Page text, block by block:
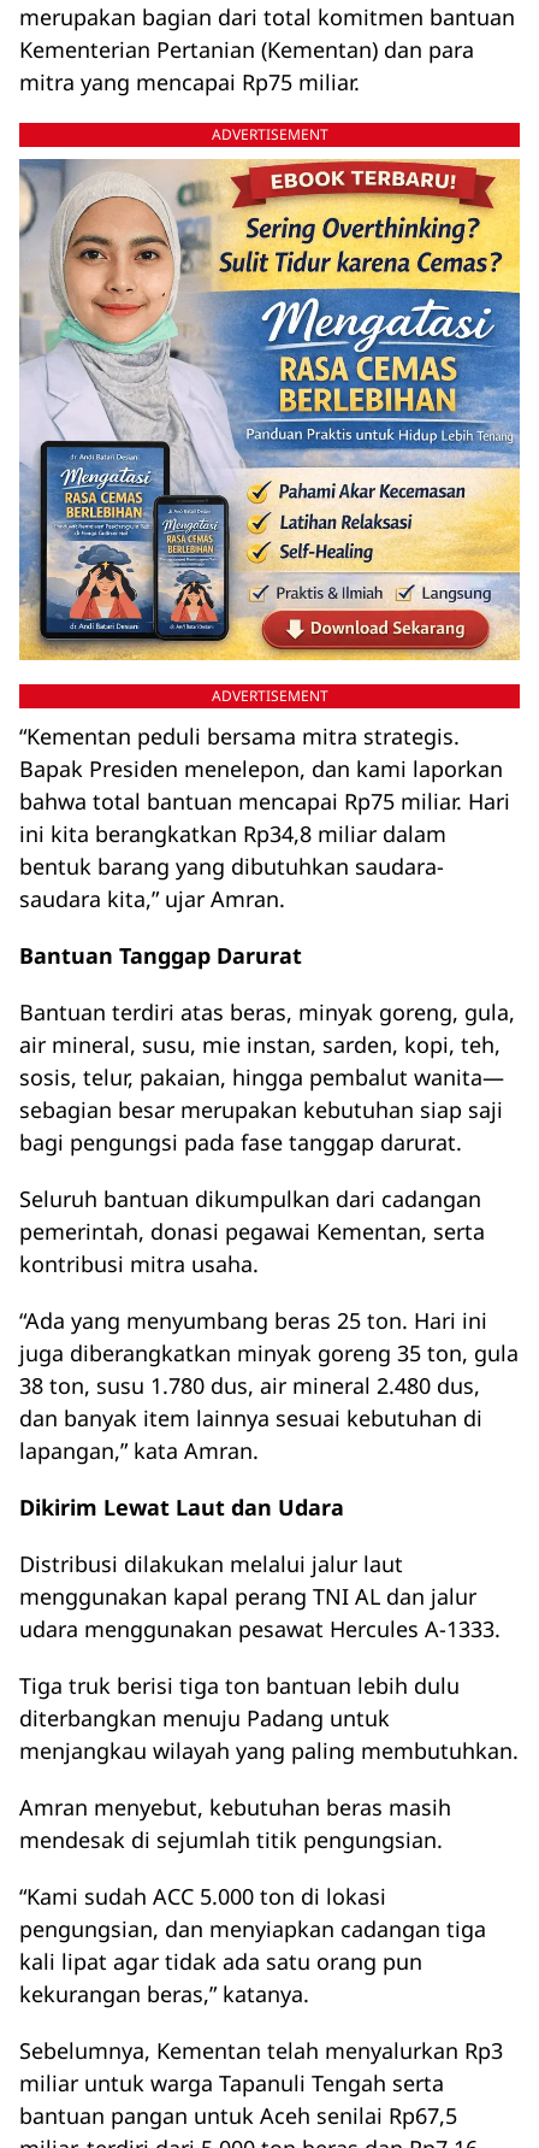
merupakan bagian dari total komitmen bantuan
Kementerian Pertanian (Kementan) dan para
mitra yang mencapai Rp75 miliar.
ADVERTISEMENT
ADVERTISEMENT
“Kementan peduli bersama mitra strategis.
Bapak Presiden menelepon, dan kami laporkan
bahwa total bantuan mencapai Rp75 miliar. Hari
ini kita berangkatkan Rp34,8 miliar dalam
bentuk barang yang dibutuhkan saudara-
saudara kita,” ujar Amran.
Bantuan Tanggap Darurat
Bantuan terdiri atas beras, minyak goreng, gula,
air mineral, susu, mie instan, sarden, kopi, teh,
sosis, telur, pakaian, hingga pembalut wanita—
sebagian besar merupakan kebutuhan siap saji
bagi pengungsi pada fase tanggap darurat.
Seluruh bantuan dikumpulkan dari cadangan
pemerintah, donasi pegawai Kementan, serta
kontribusi mitra usaha.
“Ada yang menyumbang beras 25 ton. Hari ini
juga diberangkatkan minyak goreng 35 ton, gula
38 ton, susu 1.780 dus, air mineral 2.480 dus,
dan banyak item lainnya sesuai kebutuhan di
lapangan,” kata Amran.
Dikirim Lewat Laut dan Udara
Distribusi dilakukan melalui jalur laut
menggunakan kapal perang TNI AL dan jalur
udara menggunakan pesawat Hercules A-1333.
Tiga truk berisi tiga ton bantuan lebih dulu
diterbangkan menuju Padang untuk
menjangkau wilayah yang paling membutuhkan.
Amran menyebut, kebutuhan beras masih
mendesak di sejumlah titik pengungsian.
“Kami sudah ACC 5.000 ton di lokasi
pengungsian, dan menyiapkan cadangan tiga
kali lipat agar tidak ada satu orang pun
kekurangan beras,” katanya.
Sebelumnya, Kementan telah menyalurkan Rp3
miliar untuk warga Tapanuli Tengah serta
bantuan pangan untuk Aceh senilai Rp67,5